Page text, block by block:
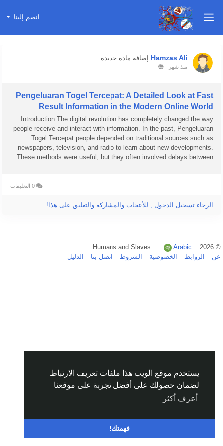
يستخدم موقع الويب هذا ملفات تعريف الارتباط
لضمان حصولك على أفضل تجربة على موقعنا
أعرف أكثر
فهمتك!
انضم إلينا
Hamzas Ali إضافة مادة جديدة
منذ شهر -
Pengeluaran Togel Tercepat: A Detailed Look at Fast
Result Information in the Modern Online World
Introduction The digital revolution has completely changed the way
people receive and interact with information. In the past, Pengeluaran
Togel Tercepat people depended on traditional sources such as
newspapers, television, and radio to learn about new developments.
These methods were useful, but they often involved delays between
an event happening and the public receiving the information....
الرجاء تسجيل الدخول , للأعجاب والمشاركة والتعليق على هذا!
© 2026 Humans and Slaves
Arabic
عن
الروابط الخصوصية الشروط اتصل بنا الدليل